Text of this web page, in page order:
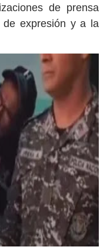
de prensa
expresión y a la